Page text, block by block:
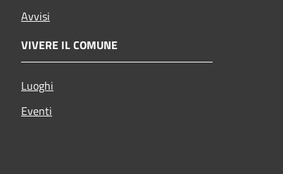
Avvisi
VIVERE IL COMUNE
Luoghi
Eventi